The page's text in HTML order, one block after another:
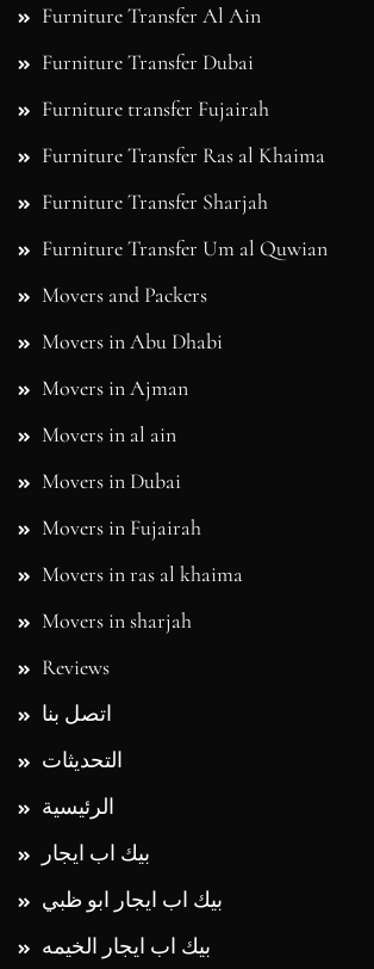
Furniture transfer Fujairah
Furniture Transfer Ras al Khaima
Furniture Transfer Sharjah
Furniture Transfer Um al Quwian
Movers and Packers
Movers in Abu Dhabi
Movers in Ajman
Movers in al ain
Movers in Dubai
Movers in Fujairah
Movers in ras al khaima
Movers in sharjah
Reviews
اتصل بنا
التحديثات
الرئيسية
بيك اب ايجار
بيك اب ايجار ابو ظبي
بيك اب ايجار الخيمه
بيك اب ايجار الرويس
بيك اب ايجار العين